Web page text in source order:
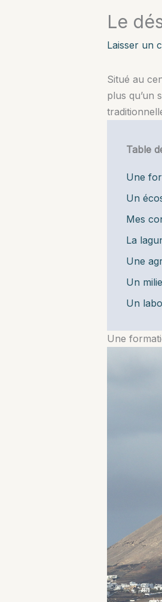
Le
Laisser un
Situé au
plus qu’un
Table
Une
Un
Mes
La
Une
Un
Un
Une